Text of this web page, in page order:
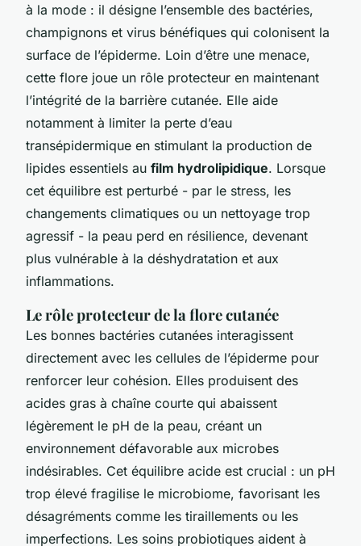
à la mode : il désigne l’ensemble des bactéries,
champignons et virus bénéfiques qui colonisent la
surface de l’épiderme. Loin d’être une menace,
cette flore joue un rôle protecteur en maintenant
l’intégrité de la barrière cutanée. Elle aide
notamment à limiter la perte d’eau
transépidermique en stimulant la production de
lipides essentiels au film hydrolipidique. Lorsque
cet équilibre est perturbé - par le stress, les
changements climatiques ou un nettoyage trop
agressif - la peau perd en résilience, devenant
plus vulnérable à la déshydratation et aux
inflammations.
Le rôle protecteur de la flore cutanée
Les bonnes bactéries cutanées interagissent
directement avec les cellules de l’épiderme pour
renforcer leur cohésion. Elles produisent des
acides gras à chaîne courte qui abaissent
légèrement le pH de la peau, créant un
environnement défavorable aux microbes
indésirables. Cet équilibre acide est crucial : un pH
trop élevé fragilise le microbiome, favorisant les
désagréments comme les tiraillements ou les
imperfections. Les soins probiotiques aident à